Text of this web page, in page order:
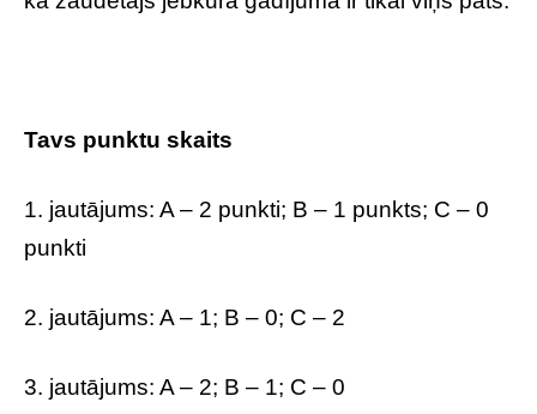
Tavs punktu skaits
1. jautājums: A – 2 punkti; B – 1 punkts; C – 0
punkti
2. jautājums: A – 1; B – 0; C – 2
3. jautājums: A – 2; B – 1; C – 0